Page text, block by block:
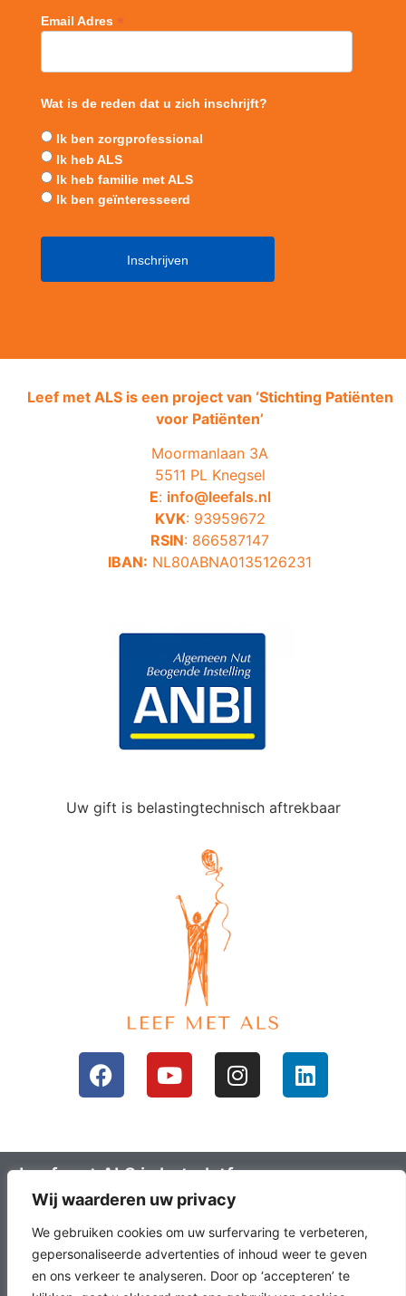
Wij waarderen uw privacy
We gebruiken cookies om uw surfervaring te verbeteren,
gepersonaliseerde advertenties of inhoud weer te geven
en ons verkeer te analyseren. Door op ‘accepteren’ te
Email Adres *
Wat is de reden dat u zich inschrijft?
Ik ben zorgprofessional
Ik heb ALS
Ik heb familie met ALS
Ik ben geïnteresseerd
Leef met ALS is een project van ‘Stichting Patiënten
voor Patiënten’
Moormanlaan 3A
5511 PL Knegsel
E: info@leefals.nl
KVK: 93959672
RSIN: 866587147
IBAN: NL80ABNA0135126231
Uw gift is belastingtechnisch aftrekbaar
Leef met ALS is het platform voor mensen
met ALS en hun omgeving; ALS lotgenoten.
Leefals.nl heeft als doel om ALS lotgenoten
met elkaar in contact te brengen, het
laatste onderzoek en nieuws over ALS en